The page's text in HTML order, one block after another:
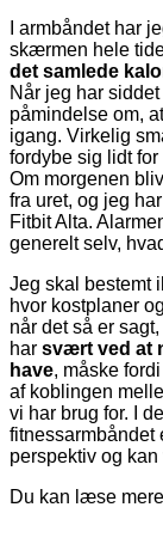
I armbåndet har
skærmen hele
det samlede
Når jeg har
påmindelse om,
igang. Virkelig
fordybe sig lidt
Om morgenen
fra uret, og jeg
Fitbit Alta.
generelt selv,
Jeg skal bestemt
hvor kostplaner
når det så er
har svært ved at
have, måske
af koblingen
vi har brug for. I
perspektiv og
Du kan læse